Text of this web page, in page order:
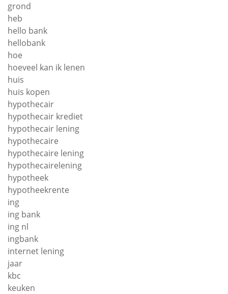
grond
heb
hello bank
hellobank
hoe
hoeveel kan ik lenen
huis
huis kopen
hypothecair
hypothecair krediet
hypothecair lening
hypothecaire
hypothecaire lening
hypothecairelening
hypotheek
hypotheekrente
ing
ing bank
ing nl
ingbank
internet lening
jaar
kbc
keuken